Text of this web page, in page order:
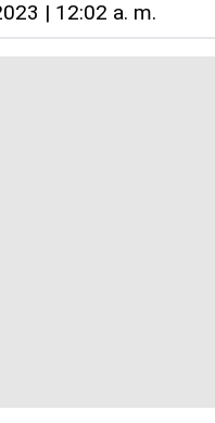
| 12:02 a. m.